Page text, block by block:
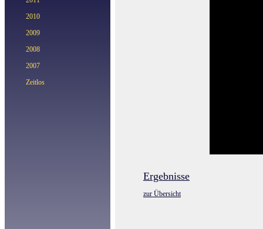
2010
2009
2008
2007
Zeitlos
Ergebnisse
zur Übersicht